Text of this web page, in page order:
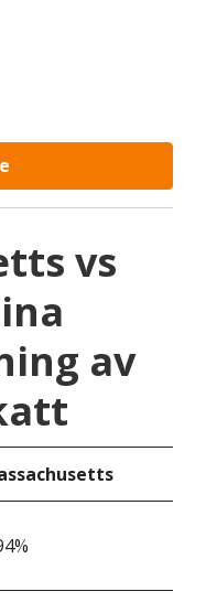
vs
av